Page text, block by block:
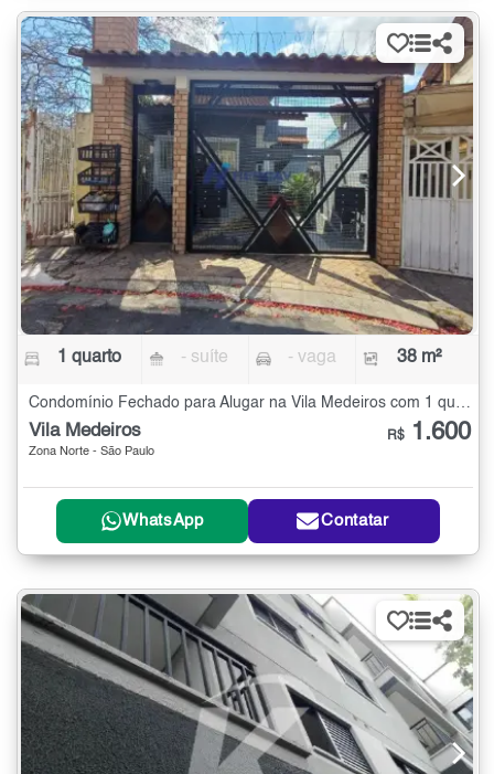
1 quarto - suíte - vaga 38 m²
Condomínio Fechado para Alugar na Vila Medeiros com 1 quarto - 38 m²
Vila Medeiros
Zona Norte - São Paulo
R$ 1.600
WhatsApp Contatar